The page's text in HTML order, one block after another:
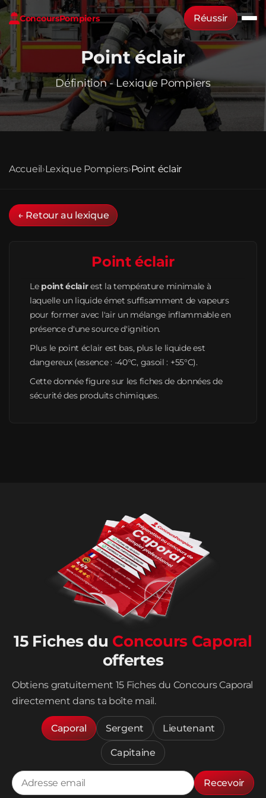
ConcoursPompiers Réussir
Point éclair
Définition - Lexique Pompiers
Accueil›Lexique Pompiers›Point éclair
← Retour au lexique
Point éclair
Le point éclairest la température minimale à
laquelle un liquide émet suffisamment de vapeurs
pour former avec l'air un mélange inflammable en
présence d'une source d'ignition.
Plus le point éclair est bas, plus le liquide est
dangereux (essence : -40°C, gasoil : +55°C).
Cette donnée figure sur les fiches de données de
sécurité des produits chimiques.
15 Fiches du Concours Caporal
offertes
Obtiens gratuitement 15 Fiches du Concours Caporal
directement dans ta boîte mail.
Caporal Sergent Lieutenant
Capitaine
Recevoir